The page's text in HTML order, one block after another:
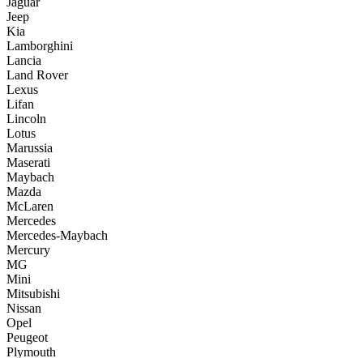
Jeep
Kia
Lamborghini
Lancia
Land Rover
Lexus
Lifan
Lincoln
Lotus
Marussia
Maserati
Maybach
Mazda
McLaren
Mercedes
Mercedes-Maybach
Mercury
MG
Mini
Mitsubishi
Nissan
Opel
Peugeot
Plymouth